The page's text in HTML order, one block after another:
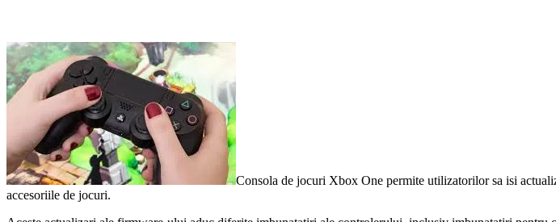
Consola de jocuri Xbox One permite utilizatorilor sa isi
accesoriile de jocuri.